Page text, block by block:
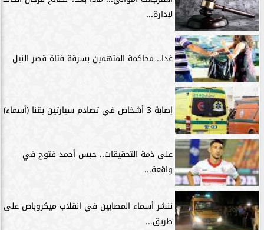
لإدارة...
غدا.. محاكمة المتهمين بسرقة فتاة قصر النيل
إصابة 3 أشخاص في تصادم سيارتين بقنا (أسماء)
على ذمة التحقيقات.. حبس أحمد فتوح في
واقعة...
ننشر أسماء المصابين في انقلاب ميكروباص على
طريق...